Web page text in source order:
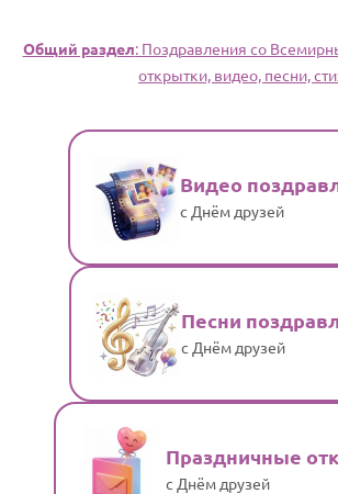
Общий раздел: Поздравления со
открытки, видео, песни,
Видео
с Днём друзей
Песни
с Днём друзей
Праздничные
с Днём друзей